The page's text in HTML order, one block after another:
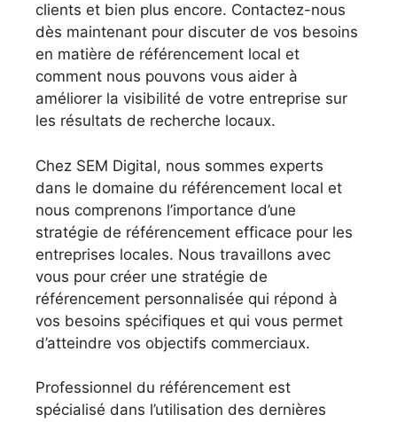
clients et bien plus encore. Contactez-nous
dès maintenant pour discuter de vos besoins
en matière de référencement local et
comment nous pouvons vous aider à
améliorer la visibilité de votre entreprise sur
les résultats de recherche locaux.
Chez SEM Digital, nous sommes experts
dans le domaine du référencement local et
nous comprenons l’importance d’une
stratégie de référencement efficace pour les
entreprises locales. Nous travaillons avec
vous pour créer une stratégie de
référencement personnalisée qui répond à
vos besoins spécifiques et qui vous permet
d’atteindre vos objectifs commerciaux.
Professionnel du référencement est
spécialisé dans l’utilisation des dernières